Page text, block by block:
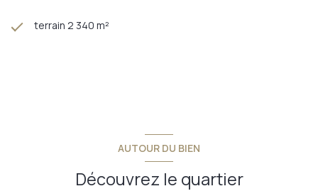
terrain 2 340 m²
AUTOUR DU BIEN
Découvrez le quartier